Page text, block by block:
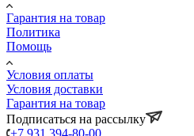
Гарантия на товар
Политика
Помощь
Условия оплаты
Условия доставки
Гарантия на товар
Подписаться на рассылку
+7 931 394-80-00